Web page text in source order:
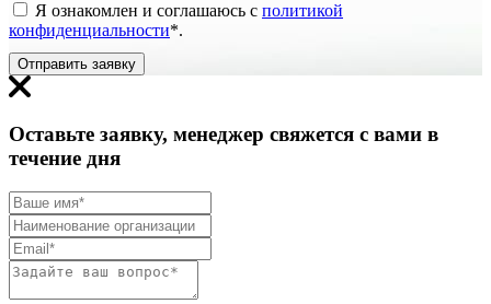
Я ознакомлен и соглашаюсь с политикой
конфиденциальности*.
Отправить заявку
Оставьте заявку, менеджер свяжется с вами в
течение дня